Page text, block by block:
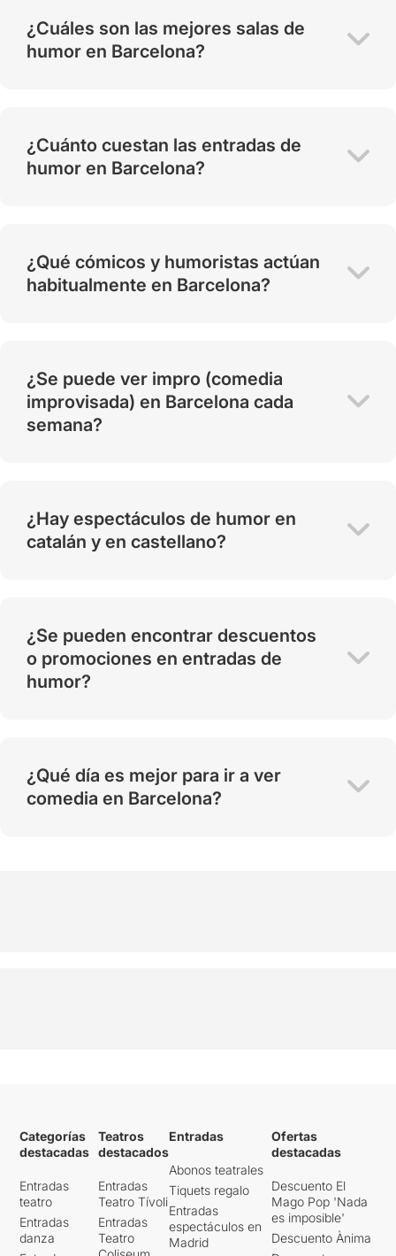
¿Cuáles son las mejores salas de
humor en Barcelona?
¿Cuánto cuestan las entradas de
humor en Barcelona?
¿Qué cómicos y humoristas actúan
habitualmente en Barcelona?
¿Se puede ver impro (comedia
improvisada) en Barcelona cada
semana?
¿Hay espectáculos de humor en
catalán y en castellano?
¿Se pueden encontrar descuentos
o promociones en entradas de
humor?
¿Qué día es mejor para ir a ver
comedia en Barcelona?
Categorías
destacadas
Entradas
teatro
Entradas
danza
Teatros
destacados
Entradas
Teatro Tívoli
Entradas
Teatro
Entradas
Abonos teatrales
Tiquets regalo
Entradas
espectáculos en
Madrid
Ofertas
destacadas
Descuento El
Mago Pop 'Nada
es imposible'
Descuento Ànima